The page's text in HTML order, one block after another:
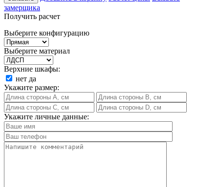
замерщика
Получить расчет
Выберите конфигурацию
Выберите материал
Верхние шкафы:
нет да
Укажите размер:
Укажите личные данные: